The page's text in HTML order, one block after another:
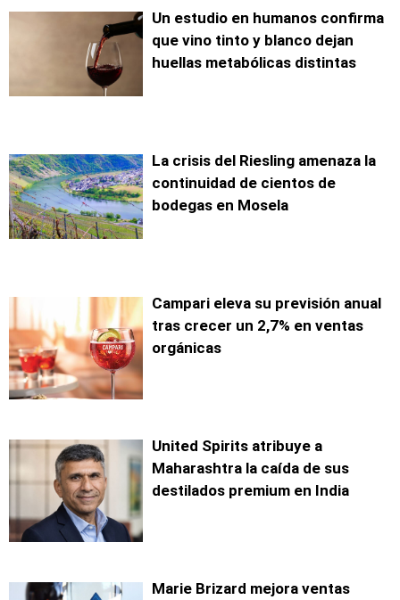
Un estudio en humanos confirma
que vino tinto y blanco dejan
huellas metabólicas distintas
La crisis del Riesling amenaza la
continuidad de cientos de
bodegas en Mosela
Campari eleva su previsión anual
tras crecer un 2,7% en ventas
orgánicas
United Spirits atribuye a
Maharashtra la caída de sus
destilados premium en India
Marie Brizard mejora ventas